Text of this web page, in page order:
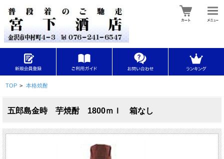
TOP > 本格焼酎
五郎島金時 芋焼酎 1800ｍｌ 箱なし